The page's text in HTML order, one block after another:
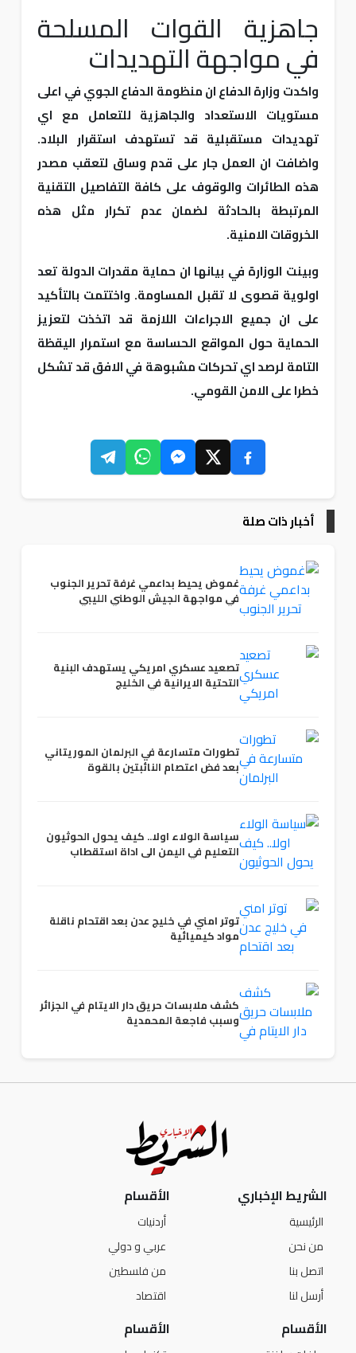
جاهزية القوات المسلحة
في مواجهة التهديدات
واكدت وزارة الدفاع ان منظومة الدفاع الجوي في اعلى
مستويات الاستعداد والجاهزية للتعامل مع اي
تهديدات مستقبلية قد تستهدف استقرار البلاد.
واضافت ان العمل جار على قدم وساق لتعقب مصدر
هذه الطائرات والوقوف على كافة التفاصيل التقنية
المرتبطة بالحادثة لضمان عدم تكرار مثل هذه
الخروقات الامنية.
وبينت الوزارة في بيانها ان حماية مقدرات الدولة تعد
اولوية قصوى لا تقبل المساومة. واختتمت بالتأكيد
على ان جميع الاجراءات اللازمة قد اتخذت لتعزيز
الحماية حول المواقع الحساسة مع استمرار اليقظة
التامة لرصد اي تحركات مشبوهة في الافق قد تشكل
خطرا على الامن القومي.
أخبار ذات صلة
غموض يحيط بداعمي غرفة تحرير الجنوب
في مواجهة الجيش الوطني الليبي
تصعيد عسكري امريكي يستهدف البنية
التحتية الايرانية في الخليج
تطورات متسارعة في البرلمان الموريتاني
بعد فض اعتصام النائبتين بالقوة
سياسة الولاء اولا.. كيف يحول الحوثيون
التعليم في اليمن الى اداة استقطاب
توتر امني في خليج عدن بعد اقتحام ناقلة
مواد كيميائية
كشف ملابسات حريق دار الايتام في الجزائر
وسبب فاجعة المحمدية
الشريط الإخباري
الرئيسية
من نحن
اتصل بنا
أرسل لنا
الأقسام
أردنيات
عربي و دولي
من فلسطين
اقتصاد
الأقسام الأقسام